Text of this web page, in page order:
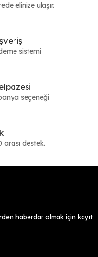
elinize ulaşır.
sistemi
seçeneği
arası destek.
haberdar olmak için kayıt